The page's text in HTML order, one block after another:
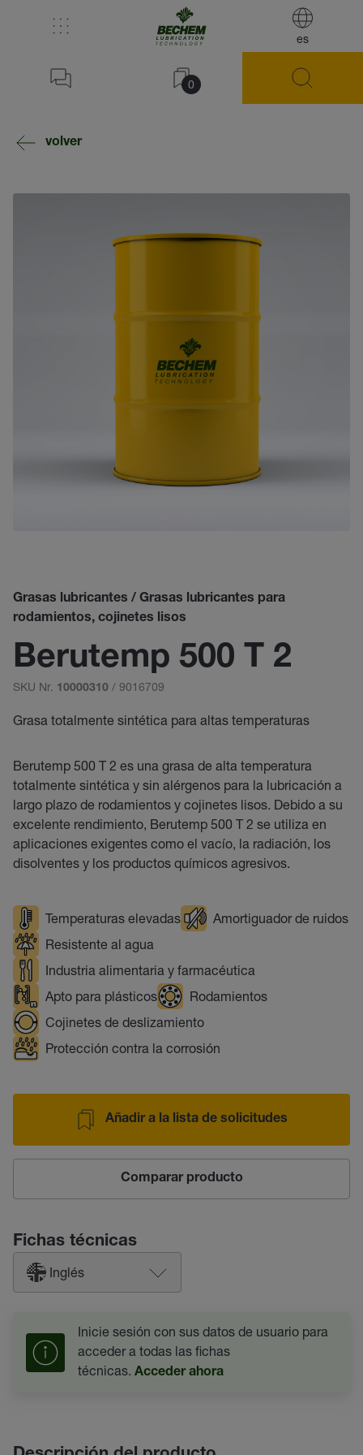
es
0
volver
Grasas lubricantes / Grasas lubricantes para
rodamientos, cojinetes lisos
Berutemp 500 T 2
SKU Nr. 10000310 / 9016709
Grasa totalmente sintética para altas temperaturas
Berutemp 500 T 2 es una grasa de alta temperatura
totalmente sintética y sin alérgenos para la lubricación a
largo plazo de rodamientos y cojinetes lisos. Debido a su
excelente rendimiento, Berutemp 500 T 2 se utiliza en
aplicaciones exigentes como el vacío, la radiación, los
disolventes y los productos químicos agresivos.
Temperaturas elevadas
Amortiguador de ruidos
Resistente al agua
Industria alimentaria y farmacéutica
Apto para plásticos
Rodamientos
Cojinetes de deslizamiento
Protección contra la corrosión
Añadir a la lista de solicitudes
Comparar producto
Fichas técnicas
Inglés
Inicie sesión con sus datos de usuario para
acceder a todas las fichas
técnicas. Acceder ahora